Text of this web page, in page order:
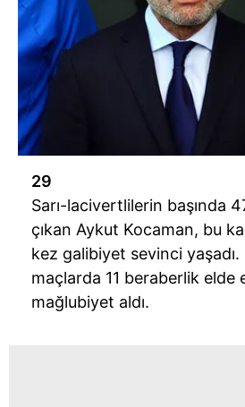
29
Sarı-lacivertlilerin başında
çıkan Aykut Kocaman, bu
kez galibiyet sevinci
maçlarda 11 beraberlik elde
mağlubiyet aldı.